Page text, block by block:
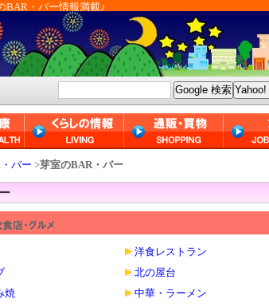
BAR・バー情報満載♪
バー >芽室のBAR・バー
洋食レストラン
北の屋台
焼
中華・ラーメン